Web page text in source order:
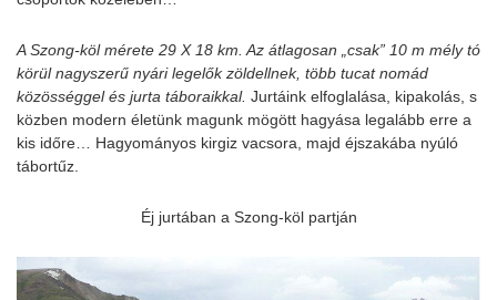
A Szong-köl mérete 29 X 18 km. Az átlagosan „csak” 10 m mély tó
körül nagyszerű nyári legelők zöldellnek, több tucat nomád
közösséggel és jurta táboraikkal. Jurtáink elfoglalása, kipakolás, s
közben modern életünk magunk mögött hagyása legalább erre a
kis időre… Hagyományos kirgiz vacsora, majd éjszakába nyúló
tábortűz.
Éj jurtában a Szong-köl partján